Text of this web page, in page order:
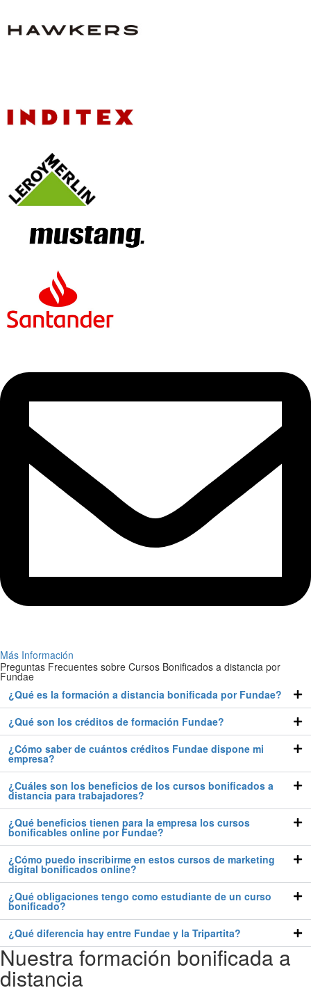
Más Información
Preguntas Frecuentes sobre Cursos Bonificados a distancia por
Fundae
¿Qué es la formación a distancia bonificada por Fundae?
¿Qué son los créditos de formación Fundae?
¿Cómo saber de cuántos créditos Fundae dispone mi
empresa?
¿Cuáles son los beneficios de los cursos bonificados a
distancia para trabajadores?
¿Qué beneficios tienen para la empresa los cursos
bonificables online por Fundae?
¿Cómo puedo inscribirme en estos cursos de marketing
digital bonificados online?
¿Qué obligaciones tengo como estudiante de un curso
bonificado?
¿Qué diferencia hay entre Fundae y la Tripartita?
Nuestra formación bonificada a
distancia